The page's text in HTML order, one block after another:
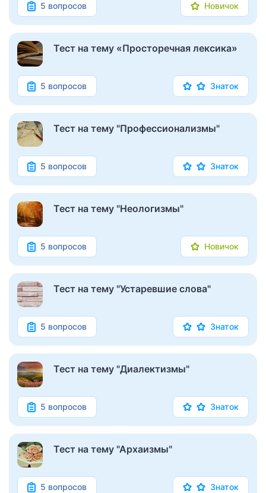
5 вопросов Новичок
Тест на тему «Просторечная лексика»
5 вопросов Знаток
Тест на тему "Профессионализмы"
5 вопросов Знаток
Тест на тему "Неологизмы"
5 вопросов Новичок
Тест на тему "Устаревшие слова"
5 вопросов Знаток
Тест на тему "Диалектизмы"
5 вопросов Знаток
Тест на тему "Архаизмы"
5 вопросов Знаток